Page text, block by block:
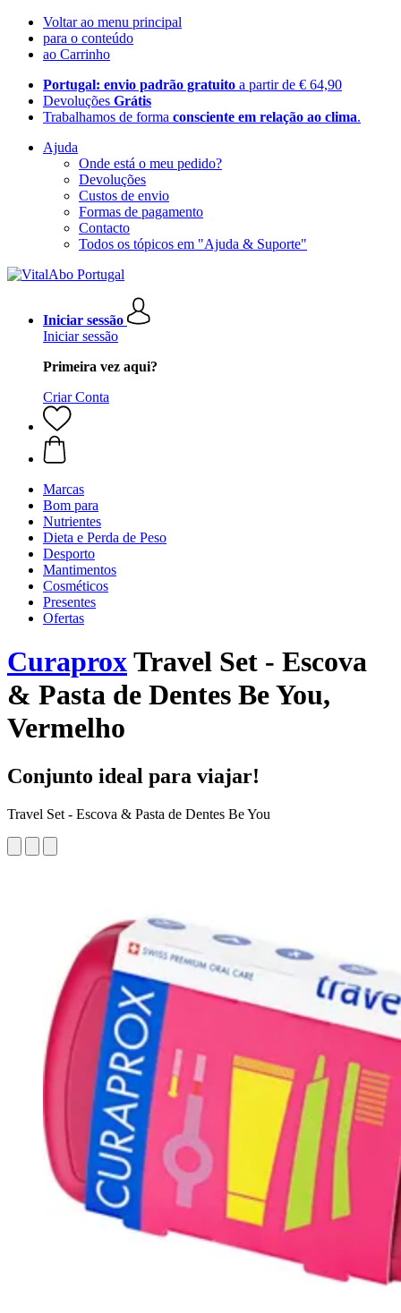
Voltar ao menu principal
para o conteúdo
ao Carrinho
Portugal: envio padrão gratuito a partir de € 64,90
Devoluções Grátis
Trabalhamos de forma consciente em relação ao clima.
Ajuda
Onde está o meu pedido?
Devoluções
Custos de envio
Formas de pagamento
Contacto
Todos os tópicos em "Ajuda & Suporte"
Iniciar sessão
Iniciar sessão
Primeira vez aqui?
Criar Conta
Marcas
Bom para
Nutrientes
Dieta e Perda de Peso
Desporto
Mantimentos
Cosméticos
Presentes
Ofertas
CuraproxTravel Set - Escova
& Pasta de Dentes Be You,
Vermelho
Conjunto ideal para viajar!
Travel Set - Escova & Pasta de Dentes Be You